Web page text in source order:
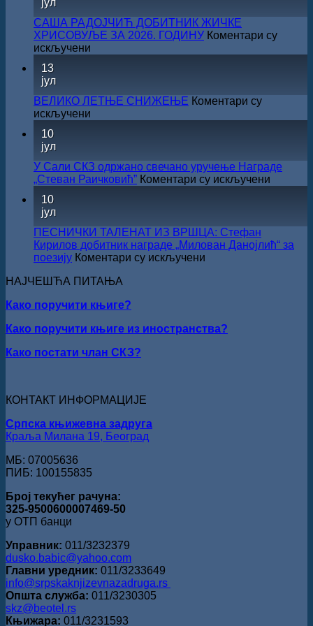
конкурса
Министарства
културе
за
издања
на
српском
САША РАДОЈЧИЋ ДОБИТНИК ЖИЧКЕ
ХРИСОВУЉЕ ЗА 2026. ГОДИНУ Коментари су
искључени
ЖИЧКЕ
ХРИСОВУЉЕ
ЗА
13
јул
ВЕЛИКО ЛЕТЊЕ СНИЖЕЊЕ Коментари су
искључени
10
јул
У Сали СКЗ одржано свечано уручење Награде
„Стеван Раичковић” Коментари су искључени
свечано
10
јул
ПЕСНИЧКИ ТАЛЕНАТ ИЗ ВРШЦА: Стефан
Кирилов добитник награде „Милован Данојлић“ за
поезију Коментари су искључени
Кирилов
НАЈЧЕШЋА ПИТАЊА
Како поручити књиге?
Како поручити књиге из иностранства?
Како постати члан СКЗ?
КОНТАКТ ИНФОРМАЦИЈЕ
Српска књижевна задруга
Краља Милана 19, Београд
МБ: 07005636
ПИБ: 100155835
Број текућег рачуна:
325-9500600007469-50
у ОТП банци
Управник: 011/3232379
dusko.babic@yahoo.com
Главни уредник: 011/3233649
info@srpskaknjizevnazadruga.rs
Општа служба: 011/3230305
skz@beotel.rs
Књижара: 011/3231593